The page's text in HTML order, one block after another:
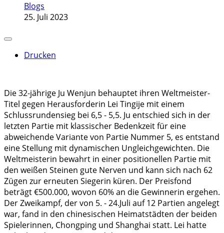
Blogs
25. Juli 2023
Drucken
Die 32-jährige Ju Wenjun behauptet ihren Weltmeister-
Titel gegen Herausforderin Lei Tingije mit einem
Schlussrundensieg bei 6,5 - 5,5. Ju entschied sich in der
letzten Partie mit klassischer Bedenkzeit für eine
abweichende Variante von Partie Nummer 5, es entstand
eine Stellung mit dynamischen Ungleichgewichten. Die
Weltmeisterin bewahrt in einer positionellen Partie mit
den weißen Steinen gute Nerven und kann sich nach 62
Zügen zur erneuten Siegerin küren. Der Preisfond
beträgt €500.000, wovon 60% an die Gewinnerin ergehen.
Der Zweikampf, der von 5. - 24.Juli auf 12 Partien angelegt
war, fand in den chinesischen Heimatstädten der beiden
Spielerinnen, Chongping und Shanghai statt. Lei hatte